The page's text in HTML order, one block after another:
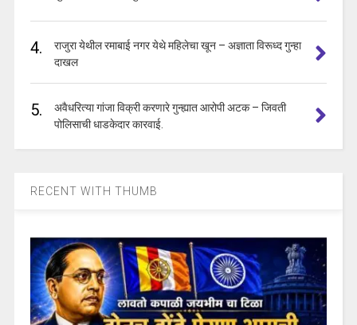
4.
राजुरा येथील रमाबाई नगर येथे महिलेचा खून – अज्ञाता विरूध्द गुन्हा
दाखल
5.
अवैधरित्या गांजा विक्री करणारे गुन्ह्यात आरोपी अटक – जिवती
पोलिसाची धाडकेदार कारवाई.
RECENT WITH THUMB